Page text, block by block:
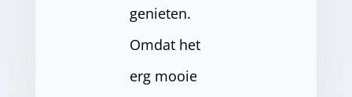
genieten.
Omdat het
erg mooie